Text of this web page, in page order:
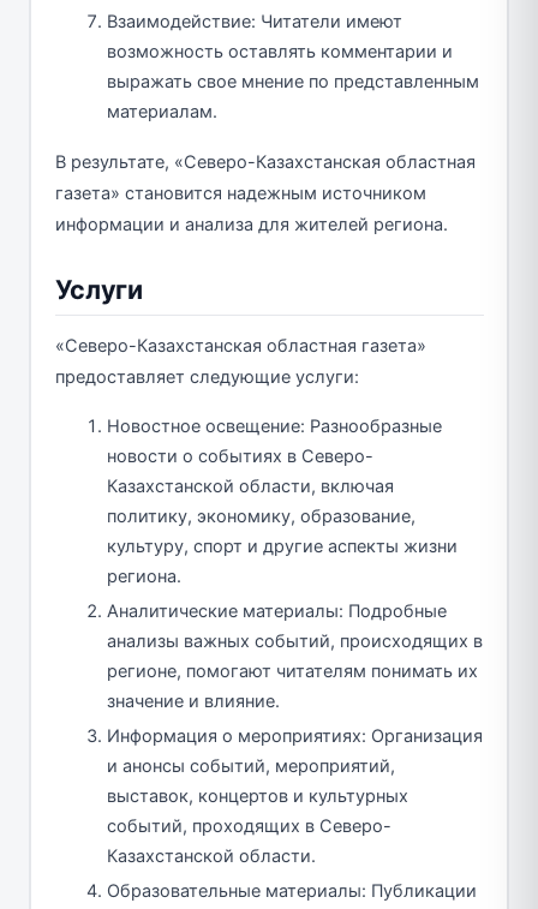
Взаимодействие: Читатели имеют
возможность оставлять комментарии и
выражать свое мнение по представленным
материалам.
В результате, «Северо-Казахстанская областная
газета» становится надежным источником
информации и анализа для жителей региона.
Услуги
«Северо-Казахстанская областная газета»
предоставляет следующие услуги:
Новостное освещение: Разнообразные
новости о событиях в Северо-
Казахстанской области, включая
политику, экономику, образование,
культуру, спорт и другие аспекты жизни
региона.
Аналитические материалы: Подробные
анализы важных событий, происходящих в
регионе, помогают читателям понимать их
значение и влияние.
Информация о мероприятиях: Организация
и анонсы событий, мероприятий,
выставок, концертов и культурных
событий, проходящих в Северо-
Казахстанской области.
Образовательные материалы: Публикации